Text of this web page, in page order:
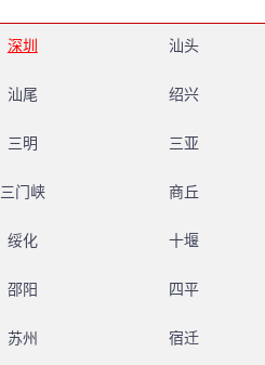
深圳 汕头
汕尾 绍兴
三明 三亚
三门峡 商丘
绥化 十堰
邵阳 四平
苏州 宿迁